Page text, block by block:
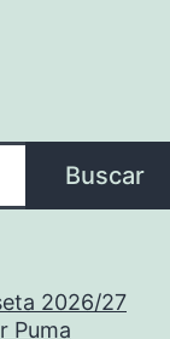
Buscar
2026/27
Puma